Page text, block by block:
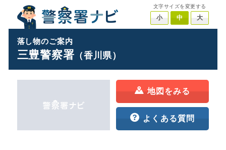
文字サイズを変更する
小 中 大
落し物のご案内
三豊警察署（香川県）
地図をみる
よくある質問